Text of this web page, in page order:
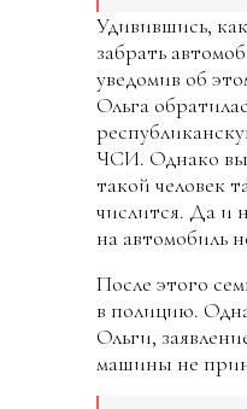
Удивившись,
забрать
уведомив об
Ольга
ЧСИ. Однако
такой человек
числится. Да и
на автомобиль
После этого
в полицию.
Ольги,
машины не